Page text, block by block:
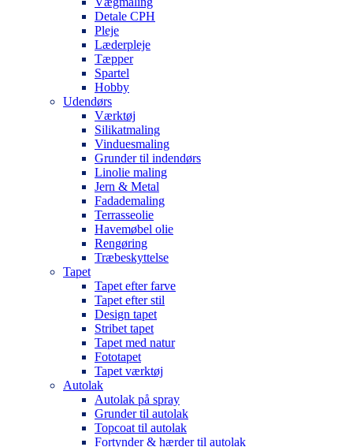
Detale CPH
Pleje
Læderpleje
Tæpper
Spartel
Hobby
Udendørs
Værktøj
Silikatmaling
Vinduesmaling
Grunder til indendørs
Linolie maling
Jern & Metal
Fadademaling
Terrasseolie
Havemøbel olie
Rengøring
Træbeskyttelse
Tapet
Tapet efter farve
Tapet efter stil
Design tapet
Stribet tapet
Tapet med natur
Fototapet
Tapet værktøj
Autolak
Autolak på spray
Grunder til autolak
Topcoat til autolak
Fortynder & hærder til autolak